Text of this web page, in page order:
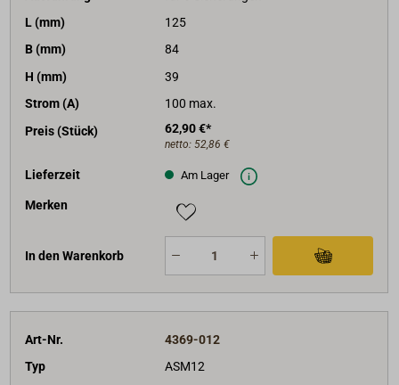
L (mm)
125
B (mm)
84
H (mm)
39
Strom (A)
100 max.
Preis (Stück)
62,90 €*
netto: 52,86 €
Lieferzeit Am Lager
Merken
In den Warenkorb
Art-Nr.
4369-012
Typ
ASM12